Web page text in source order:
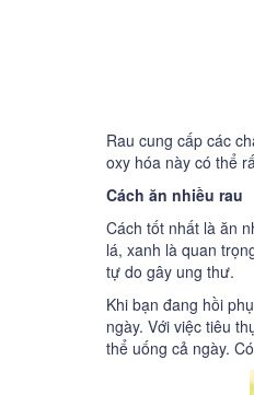
Rau cung cấp các
oxy hóa này có thể
Cách ăn nhiều rau
Cách tốt nhất là ăn
lá, xanh là quan
tự do gây ung thư.
Khi bạn đang hồi
ngày. Với việc tiêu
thể uống cả ngày.